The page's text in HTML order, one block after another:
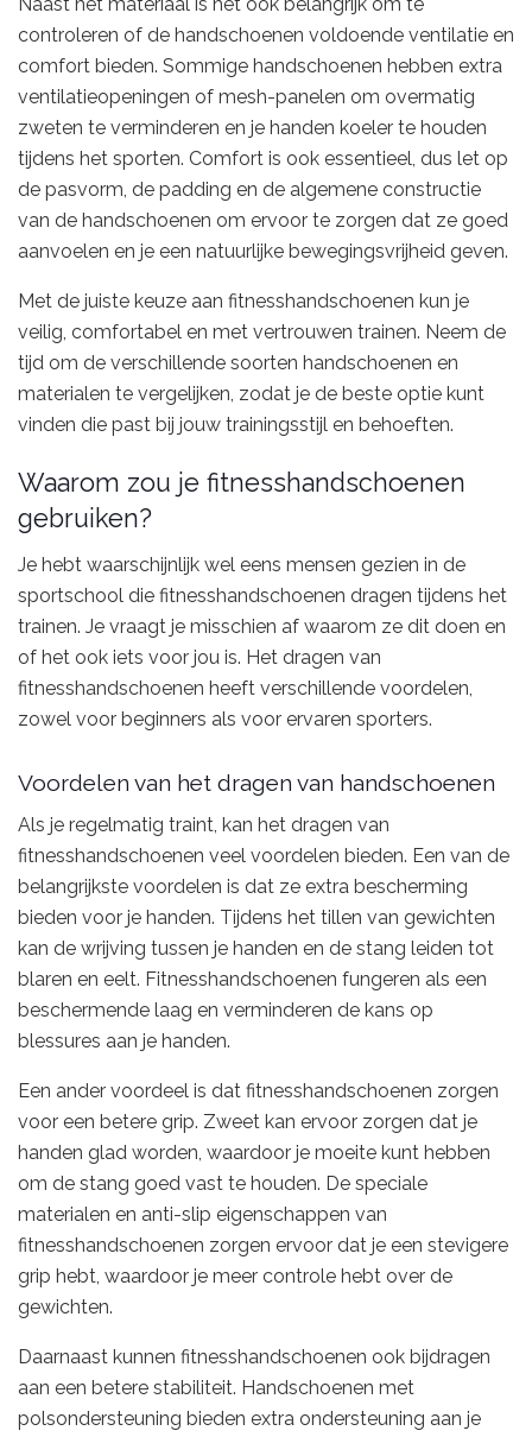
controleren of de handschoenen voldoende ventilatie en
comfort bieden. Sommige handschoenen hebben extra
ventilatieopeningen of mesh-panelen om overmatig
zweten te verminderen en je handen koeler te houden
tijdens het sporten. Comfort is ook essentieel, dus let op
de pasvorm, de padding en de algemene constructie
van de handschoenen om ervoor te zorgen dat ze goed
aanvoelen en je een natuurlijke bewegingsvrijheid geven.
Met de juiste keuze aan fitnesshandschoenen kun je
veilig, comfortabel en met vertrouwen trainen. Neem de
tijd om de verschillende soorten handschoenen en
materialen te vergelijken, zodat je de beste optie kunt
vinden die past bij jouw trainingsstijl en behoeften.
Waarom zou je fitnesshandschoenen
gebruiken?
Je hebt waarschijnlijk wel eens mensen gezien in de
sportschool die fitnesshandschoenen dragen tijdens het
trainen. Je vraagt je misschien af waarom ze dit doen en
of het ook iets voor jou is. Het dragen van
fitnesshandschoenen heeft verschillende voordelen,
zowel voor beginners als voor ervaren sporters.
Voordelen van het dragen van handschoenen
Als je regelmatig traint, kan het dragen van
fitnesshandschoenen veel voordelen bieden. Een van de
belangrijkste voordelen is dat ze extra bescherming
bieden voor je handen. Tijdens het tillen van gewichten
kan de wrijving tussen je handen en de stang leiden tot
blaren en eelt. Fitnesshandschoenen fungeren als een
beschermende laag en verminderen de kans op
blessures aan je handen.
Een ander voordeel is dat fitnesshandschoenen zorgen
voor een betere grip. Zweet kan ervoor zorgen dat je
handen glad worden, waardoor je moeite kunt hebben
om de stang goed vast te houden. De speciale
materialen en anti-slip eigenschappen van
fitnesshandschoenen zorgen ervoor dat je een stevigere
grip hebt, waardoor je meer controle hebt over de
gewichten.
Daarnaast kunnen fitnesshandschoenen ook bijdragen
aan een betere stabiliteit. Handschoenen met
polsondersteuning bieden extra ondersteuning aan je